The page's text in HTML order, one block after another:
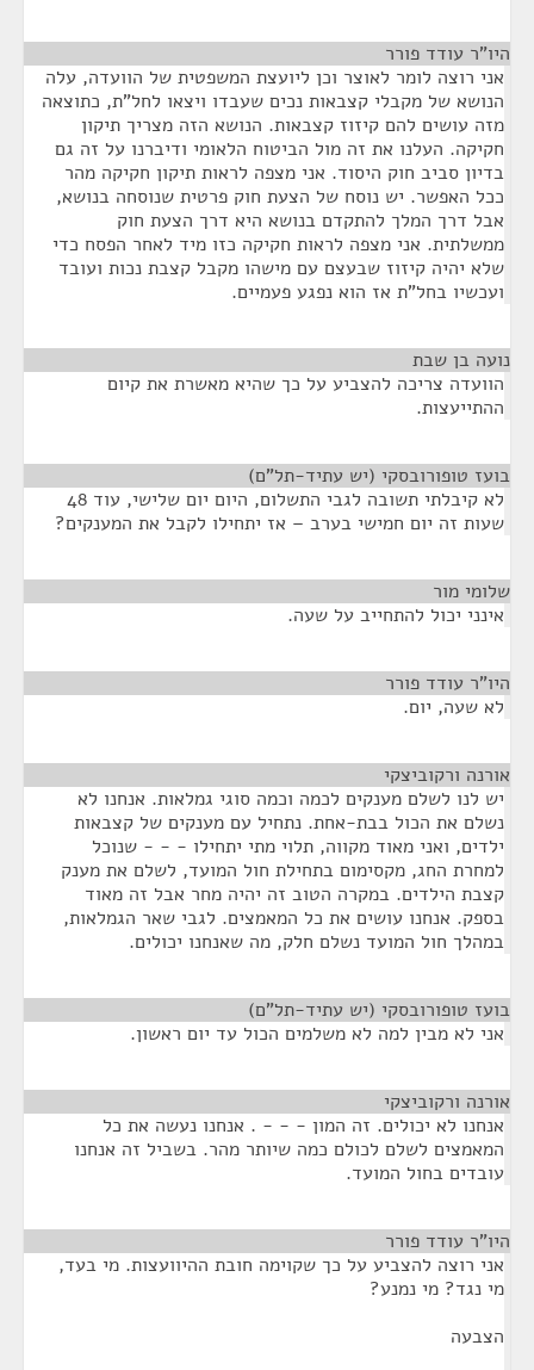
היו"ר עודד פורר
אני רוצה לומר לאוצר וכן ליועצת המשפטית של הוועדה, עלה
הנושא של מקבלי קצבאות נכים שעבדו ויצאו לחל"ת, כתוצאה
מזה עושים להם קיזוז קצבאות. הנושא הזה מצריך תיקון
חקיקה. העלנו את זה מול הביטוח הלאומי ודיברנו על זה גם
בדיון סביב חוק היסוד. אני מצפה לראות תיקון חקיקה מהר
ככל האפשר. יש נוסח של הצעת חוק פרטית שנוסחה בנושא,
אבל דרך המלך להתקדם בנושא היא דרך הצעת חוק
ממשלתית. אני מצפה לראות חקיקה כזו מיד לאחר הפסח כדי
שלא יהיה קיזוז שבעצם עם מישהו מקבל קצבת נכות ועובד
ועכשיו בחל"ת אז הוא נפגע פעמיים.
נועה בן שבת
הוועדה צריכה להצביע על כך שהיא מאשרת את קיום
ההתייעצות.
בועז טופורובסקי (יש עתיד-תל"ם)
לא קיבלתי תשובה לגבי התשלום, היום יום שלישי, עוד 48
שעות זה יום חמישי בערב – אז יתחילו לקבל את המענקים?
שלומי מור
אינני יכול להתחייב על שעה.
היו"ר עודד פורר
לא שעה, יום.
אורנה ורקוביצקי
יש לנו לשלם מענקים לכמה וכמה סוגי גמלאות. אנחנו לא
נשלם את הכול בבת-אחת. נתחיל עם מענקים של קצבאות
ילדים, ואני מאוד מקווה, תלוי מתי יתחילו - - - שנוכל
למחרת החג, מקסימום בתחילת חול המועד, לשלם את מענק
קצבת הילדים. במקרה הטוב זה יהיה מחר אבל זה מאוד
בספק. אנחנו עושים את כל המאמצים. לגבי שאר הגמלאות,
במהלך חול המועד נשלם חלק, מה שאנחנו יכולים.
בועז טופורובסקי (יש עתיד-תל"ם)
אני לא מבין למה לא משלמים הכול עד יום ראשון.
אורנה ורקוביצקי
אנחנו לא יכולים. זה המון - - - . אנחנו נעשה את כל
המאמצים לשלם לכולם כמה שיותר מהר. בשביל זה אנחנו
עובדים בחול המועד.
היו"ר עודד פורר
אני רוצה להצביע על כך שקוימה חובת ההיוועצות. מי בעד,
מי נגד? מי נמנע?
הצבעה